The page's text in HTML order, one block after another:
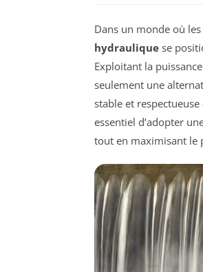
Dans un monde où
hydraulique se
Exploitant la
seulement une
stable et
essentiel d’adopter
tout en maximisant le